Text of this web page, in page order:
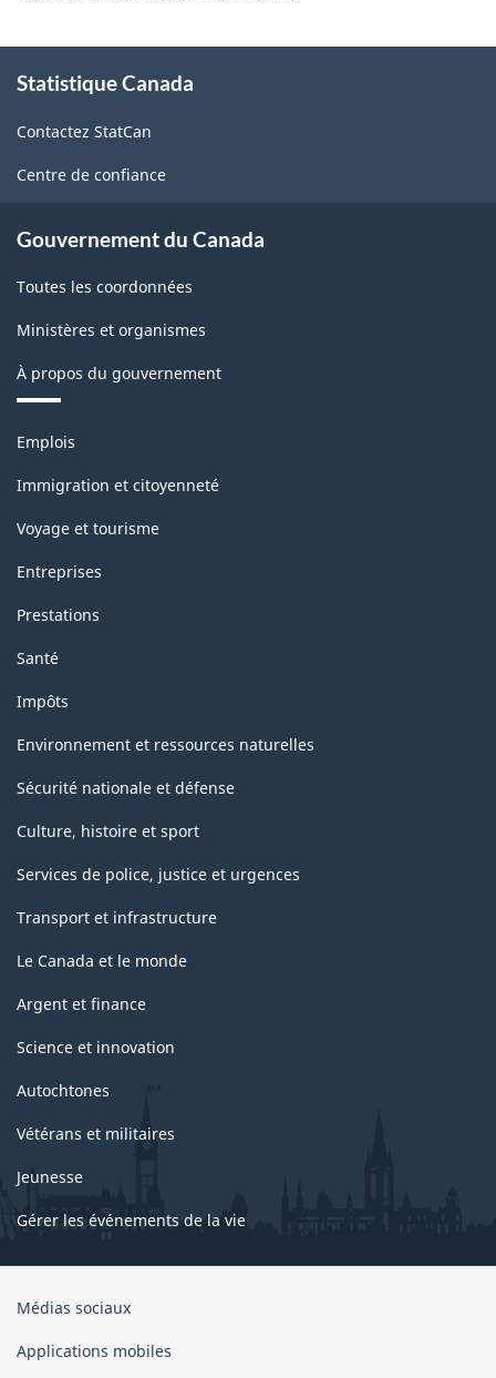
HTML
nationaux
du
propos
ce
site
Statistique Canada
Contactez StatCan
Centre de confiance
Gouvernement du Canada
Toutes les coordonnées
Ministères et organismes
À propos du gouvernement
Thèmes
sujets
Emplois
Immigration et citoyenneté
Voyage et tourisme
Entreprises
Prestations
Santé
Impôts
Environnement et ressources naturelles
Sécurité nationale et défense
Culture, histoire et sport
Services de police, justice et urgences
Transport et infrastructure
Le Canada et le monde
Argent et finance
Science et innovation
Autochtones
Vétérans et militaires
Jeunesse
Gérer les événements de la vie
Organisation
gouvernement
Médias sociaux
Applications mobiles